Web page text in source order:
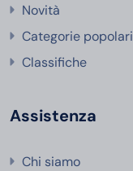
Novità
Categorie popolari
Classifiche
Assistenza
Chi siamo